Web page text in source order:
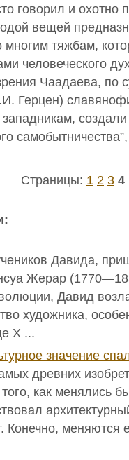
говорил и охотно
вещей
тяжбам,
человеческого
Чаадаева, по
Герцен)
самобытничества”,
Страницы: 1 2 3 4
Давида,
Жерар
Давид
художника,
X ...
значение
древних
как менялись
Конечно, меняются